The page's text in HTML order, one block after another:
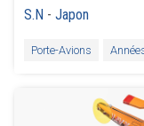
S.N -Japon
Porte-Avions